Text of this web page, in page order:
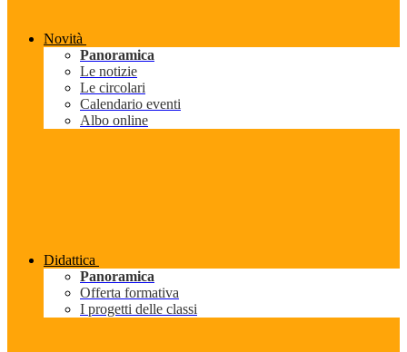
Novità
Panoramica
Le notizie
Le circolari
Calendario eventi
Albo online
Didattica
Panoramica
Offerta formativa
I progetti delle classi